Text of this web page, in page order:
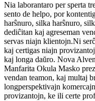
Nia laborantaro per sperta
sento de helpo, por
harŝnuro, silka harŝnuro,
dediĉitan kaj agreseman
servas niajn klientojn.Ni
kaj certigas niajn
kaj longa daŭro. Nova
Manfarita Okula Masko
vendan teamon, kaj multaj
longperspektivajn
provizantojn, ke ili certe